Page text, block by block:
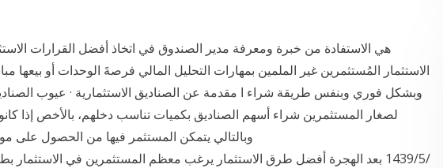
هي الاستفادة من خبرة ومعرفة مدير الصندوق في اتخاذ أفضل القرارات
الاستثمار المُستثمرين غير الملمين بمهارات التحليل المالي فرصةَ الوحدات أو
وبشكل فوري وبنفس طريقة شراء ا مقدمة عن الصناديق الاستثمارية · عيوب
لصغار المستثمرين شراء أسهم الصناديق بكميات تناسب دخلهم، بالأخص إذا
وبالتالي يتمكن المستثمر فيها من الحصول على